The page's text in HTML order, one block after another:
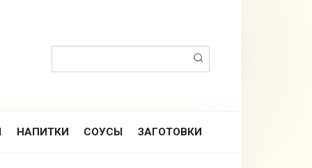
НАПИТКИ СОУСЫ ЗАГОТОВКИ